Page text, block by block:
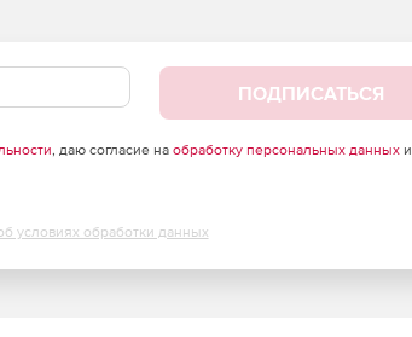
ПОДПИСАТЬСЯ
, даю согласие на обработку персональных данныхи
условиях обработки данных